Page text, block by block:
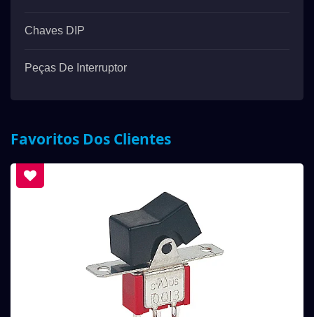
Chaves DIP
Peças De Interruptor
Favoritos Dos Clientes